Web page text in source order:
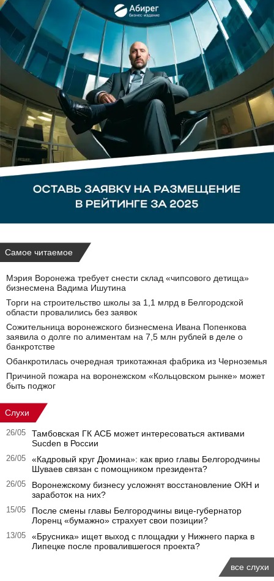
Самое читаемое
Мэрия Воронежа требует снести склад «чипсового детища»
бизнесмена Вадима Ишутина
Торги на строительство школы за 1,1 млрд в Белгородской
области провалились без заявок
Сожительница воронежского бизнесмена Ивана Попенкова
заявила о долге по алиментам на 7,5 млн рублей в деле о
банкротстве
Обанкротилась очередная трикотажная фабрика из Черноземья
Причиной пожара на воронежском «Кольцовском рынке» может
быть поджог
Слухи
26/05
Тамбовская ГК АСБ может интересоваться активами
Sucden в России
26/05
«Кадровый круг Дюмина»: как врио главы Белгородчины
Шуваев связан с помощником президента?
26/05
Воронежскому бизнесу усложнят восстановление ОКН и
заработок на них?
15/05
После смены главы Белгородчины вице-губернатор
Лоренц «бумажно» страхует свои позиции?
13/05
«Брусника» ищет выход с площадки у Нижнего парка в
Липецке после провалившегося проекта?
все слухи